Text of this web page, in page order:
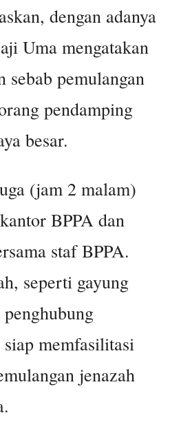
dengan adanya
Uma mengatakan
sebab pemulangan
pendamping
besar.
(jam 2 malam)
BPPA dan
staf BPPA.
seperti gayung
memfasilitasi
jenazah